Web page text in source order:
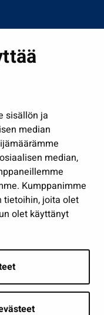
sisällön ja
median
median,
Kumppanimme
tietoihin, joita olet
olet käyttänyt